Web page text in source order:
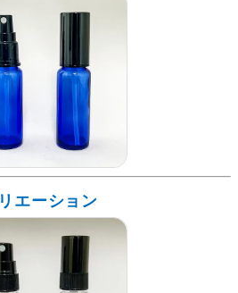
エーション